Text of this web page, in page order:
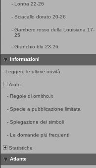
- Lontra 22-26
- Sciacallo dorato 20-26
- Gambero rosso della Louisiana 17-
25
- Granchio blu 23-26
Informazioni
- Leggere le ultime novità
Aiuto
- Regole di ornitho.it
- Specie a pubblicazione limitata
- Spiegazione dei simboli
- Le domande più frequenti
Statistiche
Atlante